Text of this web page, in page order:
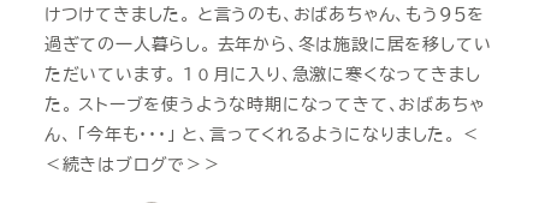
けつけてきました。 と言うのも、おばあちゃん、もう９５を
過ぎての一人暮らし。 去年から、冬は施設に居を移してい
ただいています。 １０月に入り、急激に寒くなってきまし
た。 ストーブを使うような時期になってきて、おばあちゃ
ん、 「今年も・・・」 と、言ってくれるようになりました。 ＜
＜続きはブログで＞＞